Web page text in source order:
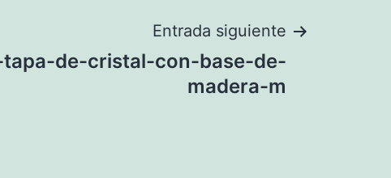
Entrada siguiente
de-cristal-con-base-de-
madera-m